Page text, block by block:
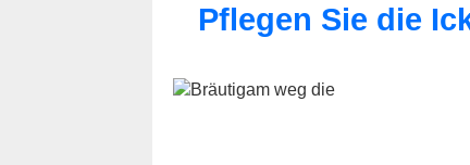
Pflegen Sie die